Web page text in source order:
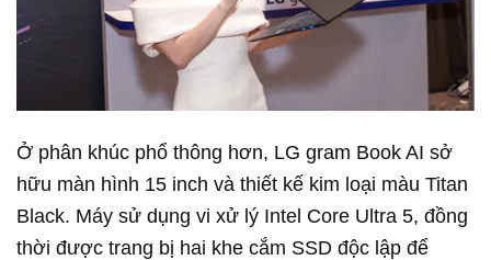
Ở phân khúc phổ thông hơn, LG gram Book AI sở
hữu màn hình 15 inch và thiết kế kim loại màu Titan
Black. Máy sử dụng vi xử lý Intel Core Ultra 5, đồng
thời được trang bị hai khe cắm SSD độc lập để